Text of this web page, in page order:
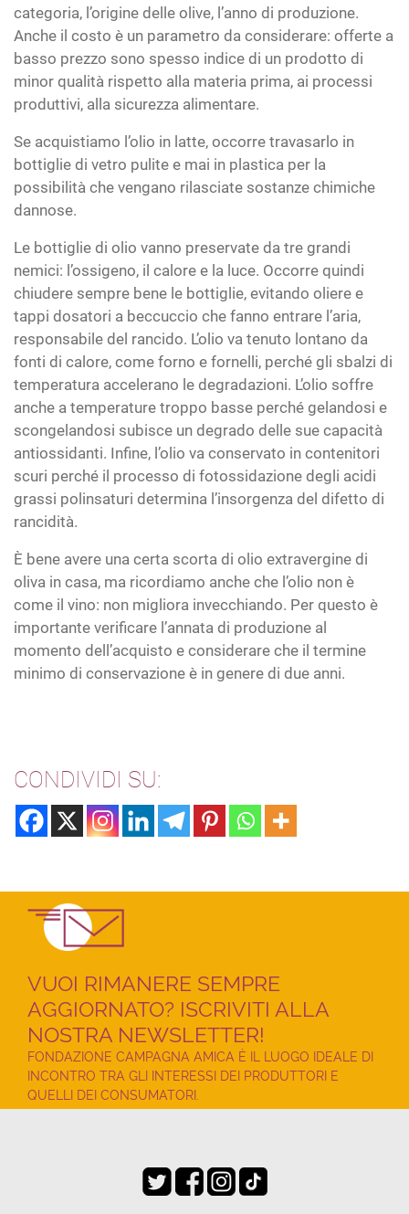
categoria, l’origine delle olive, l’anno di produzione.
Anche il costo è un parametro da considerare: offerte a
basso prezzo sono spesso indice di un prodotto di
minor qualità rispetto alla materia prima, ai processi
produttivi, alla sicurezza alimentare.
Se acquistiamo l’olio in latte, occorre travasarlo in
bottiglie di vetro pulite e mai in plastica per la
possibilità che vengano rilasciate sostanze chimiche
dannose.
Le bottiglie di olio vanno preservate da tre grandi
nemici: l’ossigeno, il calore e la luce. Occorre quindi
chiudere sempre bene le bottiglie, evitando oliere e
tappi dosatori a beccuccio che fanno entrare l’aria,
responsabile del rancido. L’olio va tenuto lontano da
fonti di calore, come forno e fornelli, perché gli sbalzi di
temperatura accelerano le degradazioni. L’olio soffre
anche a temperature troppo basse perché gelandosi e
scongelandosi subisce un degrado delle sue capacità
antiossidanti. Infine, l’olio va conservato in contenitori
scuri perché il processo di fotossidazione degli acidi
grassi polinsaturi determina l’insorgenza del difetto di
rancidità.
È bene avere una certa scorta di olio extravergine di
oliva in casa, ma ricordiamo anche che l’olio non è
come il vino: non migliora invecchiando. Per questo è
importante verificare l’annata di produzione al
momento dell’acquisto e considerare che il termine
minimo di conservazione è in genere di due anni.
CONDIVIDI SU:
VUOI RIMANERE SEMPRE
AGGIORNATO? ISCRIVITI ALLA
NOSTRA NEWSLETTER!
FONDAZIONE CAMPAGNA AMICA È IL LUOGO IDEALE DI
INCONTRO TRA GLI INTERESSI DEI PRODUTTORI E
QUELLI DEI CONSUMATORI.